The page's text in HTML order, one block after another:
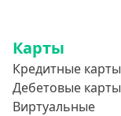
Карты
Кредитные карты
Дебетовые карты
Виртуальные